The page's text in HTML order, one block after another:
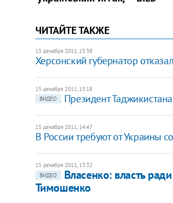
ЧИТАЙТЕ ТАКЖЕ
15 декабря 2011, 15:38
Херсонский губернатор
15 декабря 2011, 15:18
ВИДЕО
Президент
15 декабря 2011, 14:47
В России требуют от Украины
15 декабря 2011, 13:32
ВИДЕО
​Власенко: власть
Тимошенко